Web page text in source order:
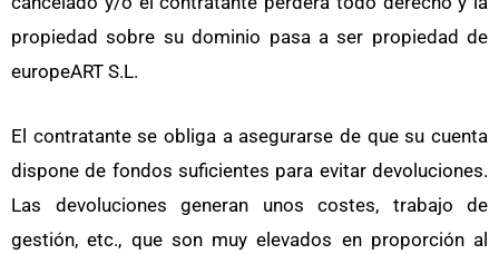
propiedad sobre su dominio pasa a ser propiedad de
europeART S.L.
El contratante se obliga a asegurarse de que su cuenta
dispone de fondos suficientes para evitar devoluciones.
Las devoluciones generan unos costes, trabajo de
gestión, etc., que son muy elevados en proporción al